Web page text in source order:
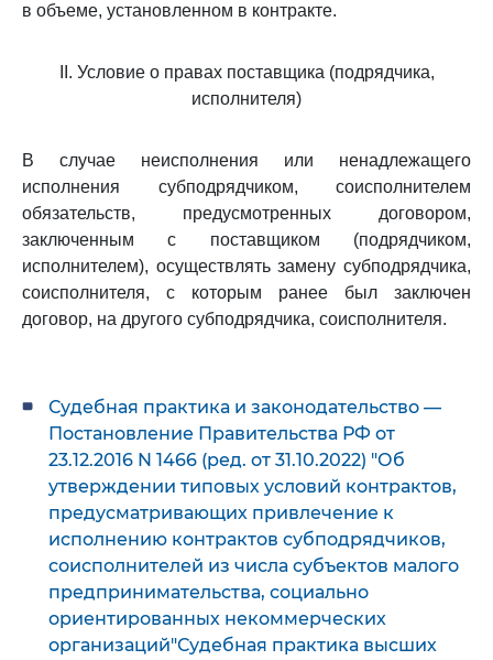
в объеме, установленном в контракте.
II. Условие о правах поставщика (подрядчика,
исполнителя)
В случае неисполнения или ненадлежащего
исполнения субподрядчиком, соисполнителем
обязательств, предусмотренных договором,
заключенным с поставщиком (подрядчиком,
исполнителем), осуществлять замену субподрядчика,
соисполнителя, с которым ранее был заключен
договор, на другого субподрядчика, соисполнителя.
Судебная практика и законодательство —
Постановление Правительства РФ от
23.12.2016 N 1466 (ред. от 31.10.2022) "Об
утверждении типовых условий контрактов,
предусматривающих привлечение к
исполнению контрактов субподрядчиков,
соисполнителей из числа субъектов малого
предпринимательства, социально
ориентированных некоммерческих
организаций"Судебная практика высших